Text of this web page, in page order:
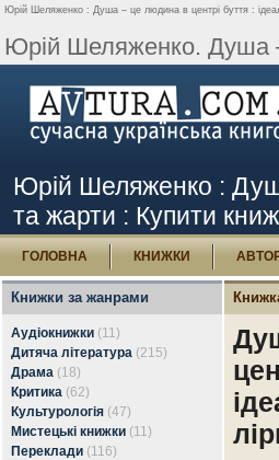
Юрій Шеляженко : Душа – це людина в центрі буття :
Юрій Шеляженко. Душа
Юрій Шеляженко :
та жарти : Купити
ГОЛОВНА КНИЖКИ
Книжки за жанрами
Аудіокнижки (11)
Дитяча література (215)
Драма (18)
Критика (62)
Культурологія (47)
Мистецькі книжки (11)
Переклади (116)